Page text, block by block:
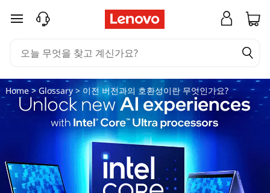
이
전
과
호
주요 콘텐츠로 건너뛰기
Home> Glossary> 이전 버전과의 호환성이란 무엇인가요?